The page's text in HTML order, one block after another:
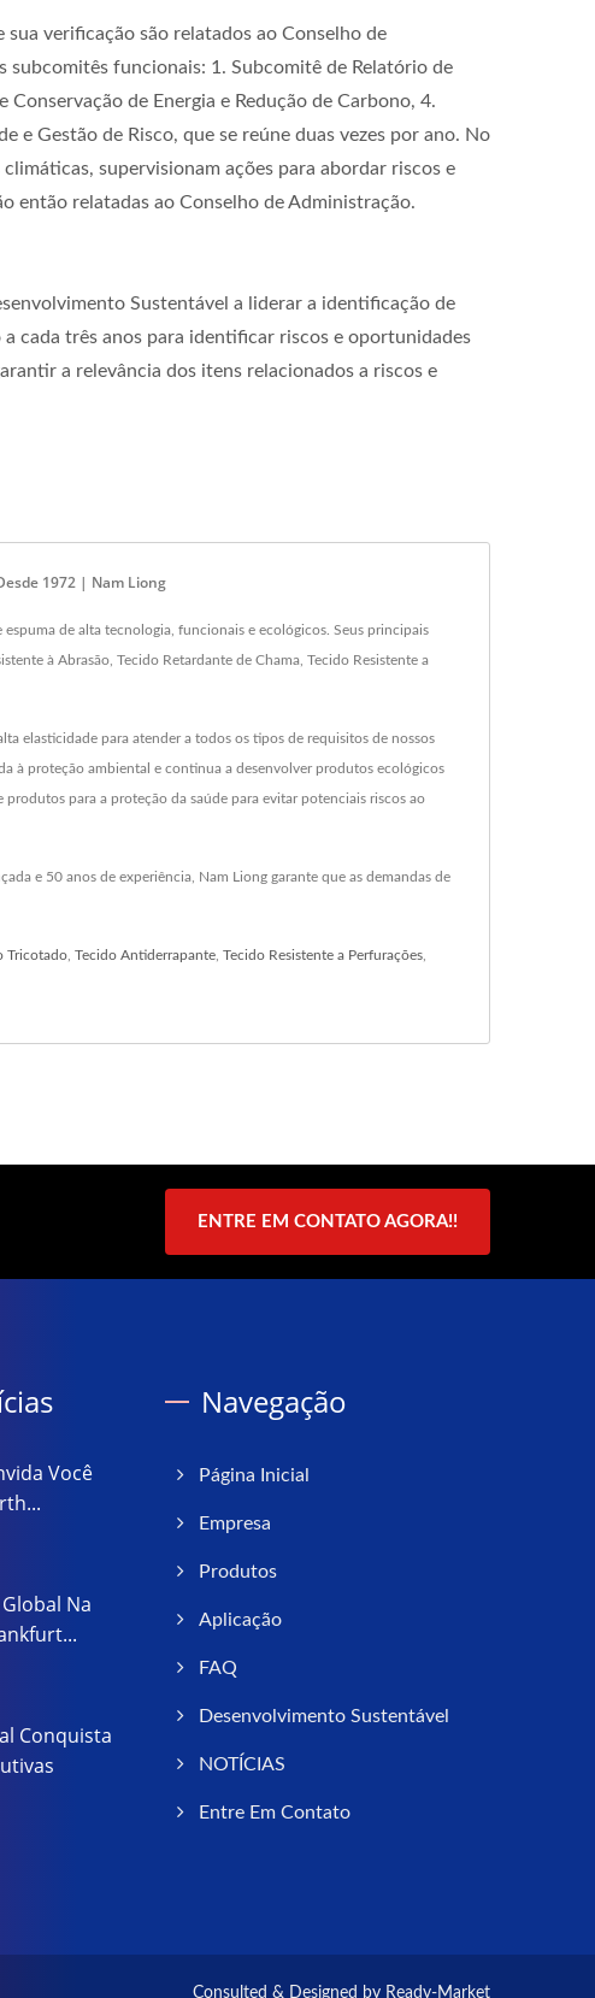
verificação são relatados ao Conselho de
funcionais: 1. Subcomitê de Relatório de
de Energia e Redução de Carbono, 4.
e Gestão de Risco, que se reúne duas vezes por ano. No
supervisionam ações para abordar riscos e
então relatadas ao Conselho de Administração.
Sustentável a liderar a identificação de
cada três anos para identificar riscos e oportunidades
a relevância dos itens relacionados a riscos e
1972 | Nam Liong
de alta tecnologia, funcionais e ecológicos. Seus principais
à Abrasão, Tecido Retardante de Chama, Tecido Resistente a
elasticidade para atender a todos os tipos de requisitos de nossos
à proteção ambiental e continua a desenvolver produtos ecológicos
para a proteção da saúde para evitar potenciais riscos ao
e 50 anos de experiência, Nam Liong garante que as demandas de
Tricotado Tecido Antiderrapante Tecido Resistente a Perfurações
ENTRE EM CONTATO AGORA!!
Você
Na
Conquista
Navegação
Página Inicial
Empresa
Produtos
Aplicação
FAQ
Desenvolvimento Sustentável
NOTÍCIAS
Entre Em Contato
Consulted & Designed by Ready-Market